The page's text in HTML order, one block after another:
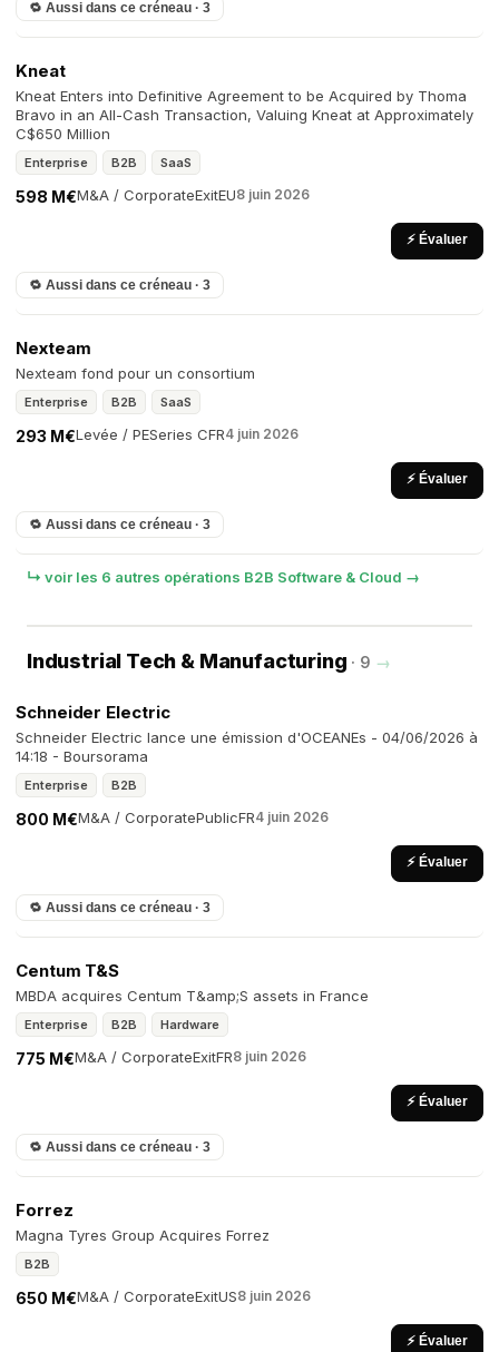
🔁 Aussi dans ce créneau · 3
Kneat
Kneat Enters into Definitive Agreement to be Acquired by Thoma
Bravo in an All-Cash Transaction, Valuing Kneat at Approximately
C$650 Million
Enterprise B2B SaaS
M&A / Corporate
598 M€ ExitEU8 juin 2026
⚡ Évaluer
🔁 Aussi dans ce créneau · 3
Nexteam
Nexteam fond pour un consortium
Enterprise B2B SaaS
Levée / PE
293 M€ Series CFR4 juin 2026
⚡ Évaluer
🔁 Aussi dans ce créneau · 3
↳ voir les 6 autres opérations B2B Software & Cloud →
Industrial Tech & Manufacturing · 9 →
Schneider Electric
Schneider Electric lance une émission d'OCEANEs - 04/06/2026 à
14:18 - Boursorama
Enterprise B2B
M&A / Corporate
800 M€ PublicFR4 juin 2026
⚡ Évaluer
🔁 Aussi dans ce créneau · 3
Centum T&S
MBDA acquires Centum T&amp;S assets in France
Enterprise B2B Hardware
M&A / Corporate
775 M€ ExitFR8 juin 2026
⚡ Évaluer
🔁 Aussi dans ce créneau · 3
Forrez
Magna Tyres Group Acquires Forrez
B2B
M&A / Corporate
650 M€ ExitUS8 juin 2026
⚡ Évaluer